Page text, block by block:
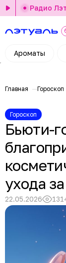
Ароматы
Радио
Главная Гороскоп
Гороскоп
Бьюти-
ухода
22.05.2026